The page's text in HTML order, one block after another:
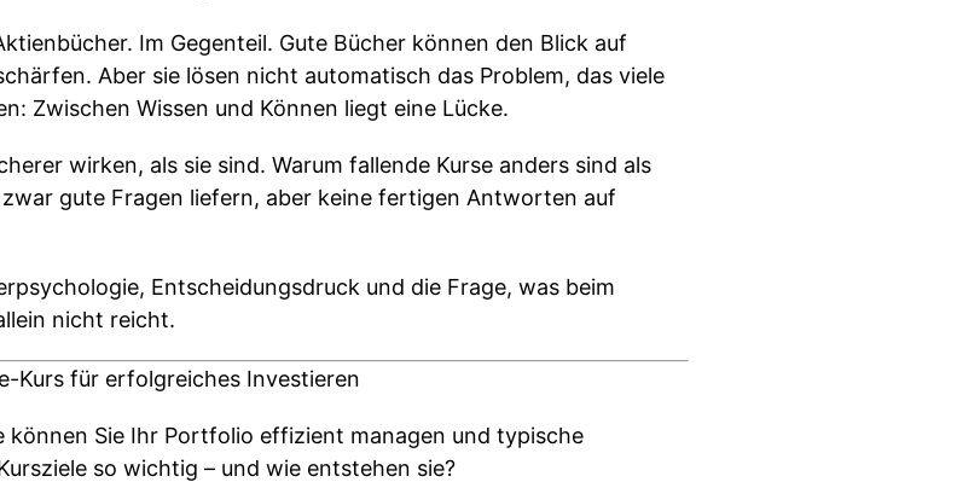
Im Gegenteil. Gute Bücher können den Blick auf
Aber sie lösen nicht automatisch das Problem, das viele
Zwischen Wissen und Können liegt eine Lücke.
wirken, als sie sind. Warum fallende Kurse anders sind als
gute Fragen liefern, aber keine fertigen Antworten auf
Entscheidungsdruck und die Frage, was beim
nicht reicht.
Kurs für erfolgreiches Investieren
können Sie Ihr Portfolio effizient managen und typische
so wichtig – und wie entstehen sie?